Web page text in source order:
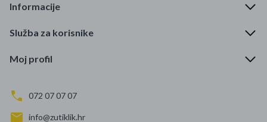
Informacije
Služba za korisnike
Moj profil
072 07 07 07
info@zutiklik.hr